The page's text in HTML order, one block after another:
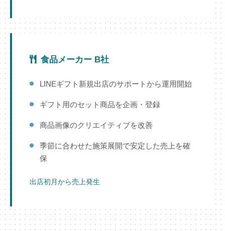
食品メーカー B社
LINEギフト新規出店のサポートから運用開始
ギフト用のセット商品を企画・登録
商品画像のクリエイティブを改善
季節に合わせた施策展開で安定した売上を確
保
出店初月から売上発生